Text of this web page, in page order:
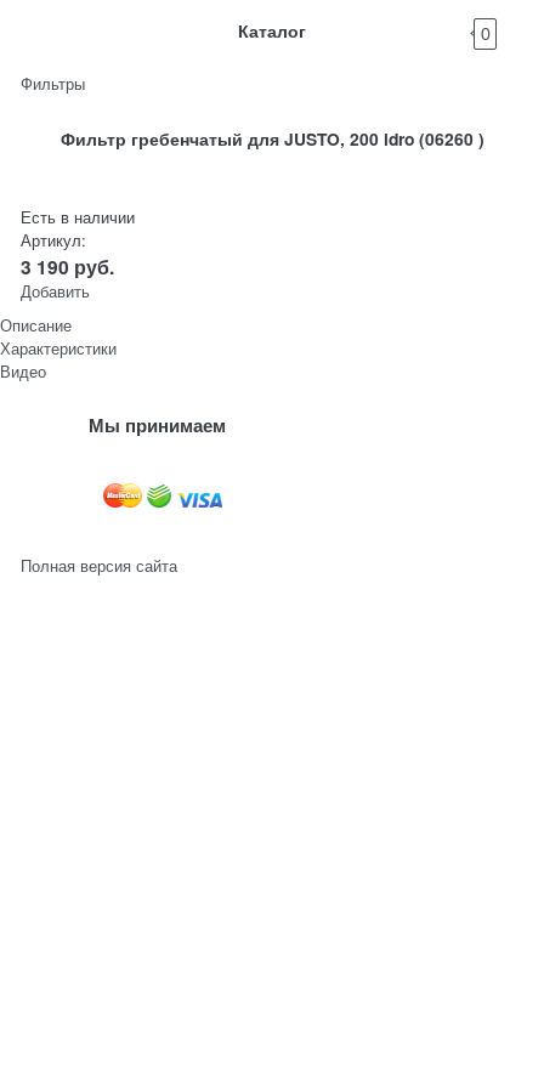
Каталог 0
Фильтры
Фильтр гребенчатый для JUSTO, 200 idro (06260 )
Есть в наличии
Артикул:
3 190 руб.
Добавить
Описание
Характеристики
Видео
Мы принимаем
Полная версия сайта